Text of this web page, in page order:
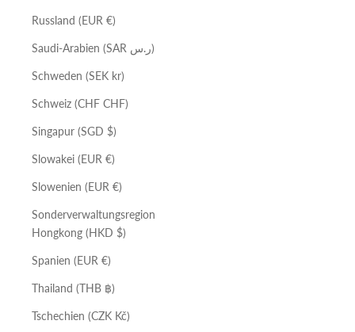
Russland (EUR €)
Saudi-Arabien (SAR ر.س)
Schweden (SEK kr)
Schweiz (CHF CHF)
Singapur (SGD $)
Slowakei (EUR €)
Slowenien (EUR €)
Sonderverwaltungsregion
Hongkong (HKD $)
Spanien (EUR €)
Thailand (THB ฿)
Tschechien (CZK Kč)